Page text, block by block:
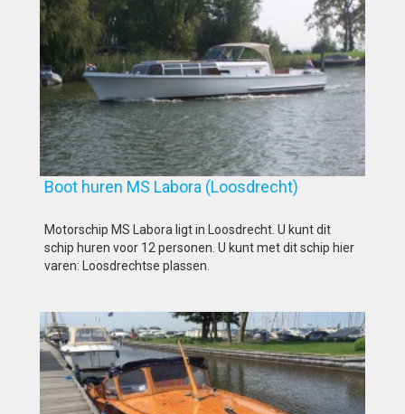
Boot huren MS Labora (Loosdrecht)
Motorschip MS Labora ligt in Loosdrecht. U kunt dit
schip huren voor 12 personen. U kunt met dit schip hier
varen: Loosdrechtse plassen.